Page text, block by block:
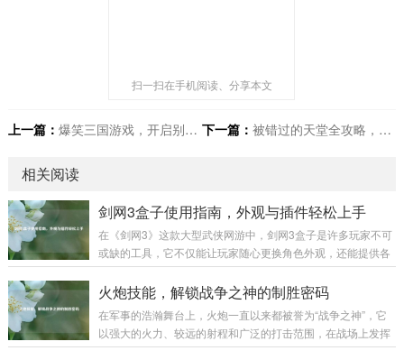
扫一扫在手机阅读、分享本文
上一篇： 爆笑三国游戏，开启别样三国之旅 下一篇： 被错过的天堂全攻略，揭开神秘世界面纱
相关阅读
剑网3盒子使用指南，外观与插件轻松上手
在《剑网3》这款大型武侠网游中，剑网3盒子是许多玩家不可
或缺的工具，它不仅能让玩家随心更换角色外观，还能提供各
种实用插件，极大地提升游戏体验,下面就为大家详细介绍剑网
3盒子的使用方法。 下载与安装 你需要前往剑网3盒子的官方
网站，在搜索引擎中输入“剑网3盒子”，认准官方标识的网站进
入，在官网首页，通常会有醒目的“下载”按钮，点击后选择适
合你系统的版本进行下载，下载完成后，找到安装包文件，双
火炮技能，解锁战争之神的制胜密码
在军事的浩瀚舞台上，火炮一直以来都被誉为“战争之神”，它
以强大的火力、较远的射程和广泛的打击范围，在战场上发挥
着举足轻重的作用，而火炮技能，则是让这尊“战争之神”真正